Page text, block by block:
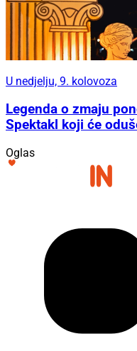
U nedjelju, 9. kolovoza
Legenda o zmaju
Spektakl koji će
Oglas